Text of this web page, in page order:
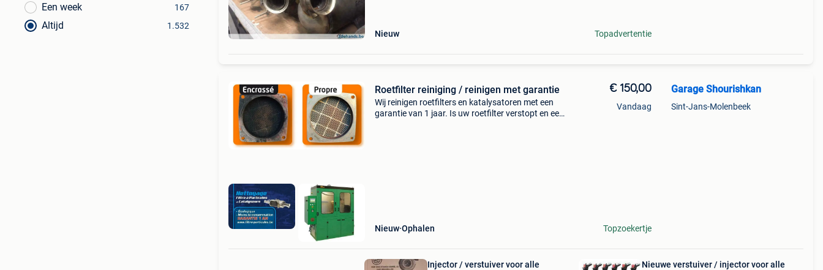
Een week 167
Altijd 1.532
Nieuw Topadvertentie
Roetfilter reiniging / reinigen met garantie
Wij reinigen roetfilters en katalysatoren met een
garantie van 1 jaar. Is uw roetfilter verstopt en een
Nieuw Ophalen
€ 150,00
Vandaag
Topzoekertje
Garage Shourishkan
Sint-Jans-Molenbeek
Injector / verstuiver voor alle
Nieuwe verstuiver / injector voor alle